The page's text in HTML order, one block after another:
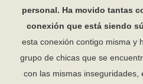
personal. Ha movido tantas
conexión que está siendo
esta conexión contigo misma y
grupo de chicas que se
con las mismas inseguridades,